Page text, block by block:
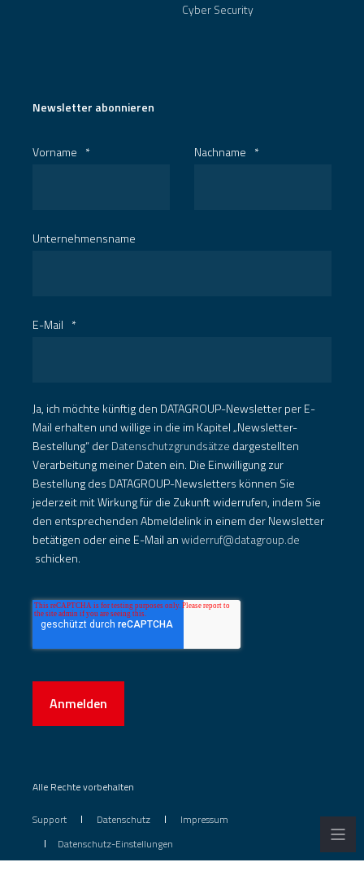
Cyber Security
Newsletter abonnieren
Vorname * Nachname *
Unternehmensname
E-Mail *
Ja, ich möchte künftig den DATAGROUP-Newsletter per E-
Mail erhalten und willige in die im Kapitel „Newsletter-
Bestellung“ derDatenschutzgrundsätze dargestellten
Verarbeitung meiner Daten ein. Die Einwilligung zur
Bestellung des DATAGROUP-Newsletters können Sie
jederzeit mit Wirkung für die Zukunft widerrufen, indem Sie
den entsprechenden Abmeldelink in einem der Newsletter
betätigen oder eine E-Mail anwiderruf@datagroup.de
schicken.
Anmelden
Alle Rechte vorbehalten
Support Datenschutz
Impressum
Datenschutz-Einstellungen